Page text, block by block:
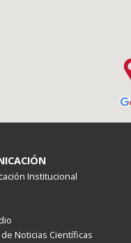
Institucional
Noticias Científicas